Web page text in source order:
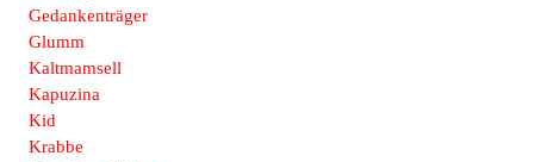
Gedankenträger
Glumm
Kaltmamsell
Kapuzina
Kid
Krabbe